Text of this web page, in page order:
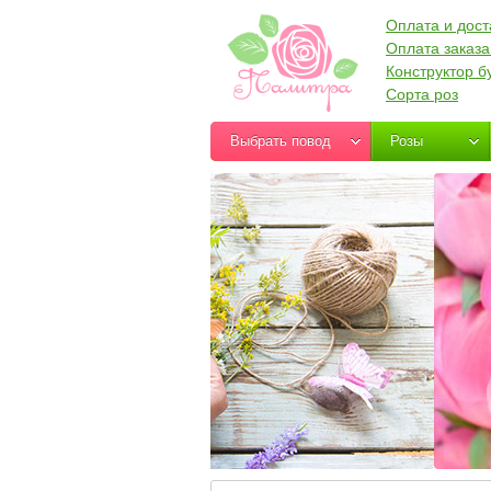
Оплата и
Оплата
Конструктор
Сорта роз
Выбрать повод Розы